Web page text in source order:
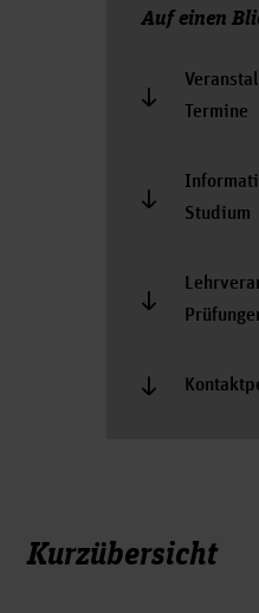
Auf einen
Termine
Studium
Kurzübersicht